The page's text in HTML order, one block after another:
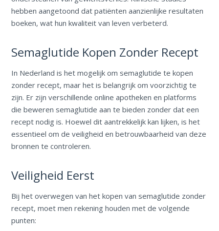
hebben aangetoond dat patiënten aanzienlijke resultaten
boeken, wat hun kwaliteit van leven verbeterd.
Semaglutide Kopen Zonder Recept
In Nederland is het mogelijk om semaglutide te kopen
zonder recept, maar het is belangrijk om voorzichtig te
zijn. Er zijn verschillende online apotheken en platforms
die beweren semaglutide aan te bieden zonder dat een
recept nodig is. Hoewel dit aantrekkelijk kan lijken, is het
essentieel om de veiligheid en betrouwbaarheid van deze
bronnen te controleren.
Veiligheid Eerst
Bij het overwegen van het kopen van semaglutide zonder
recept, moet men rekening houden met de volgende
punten: